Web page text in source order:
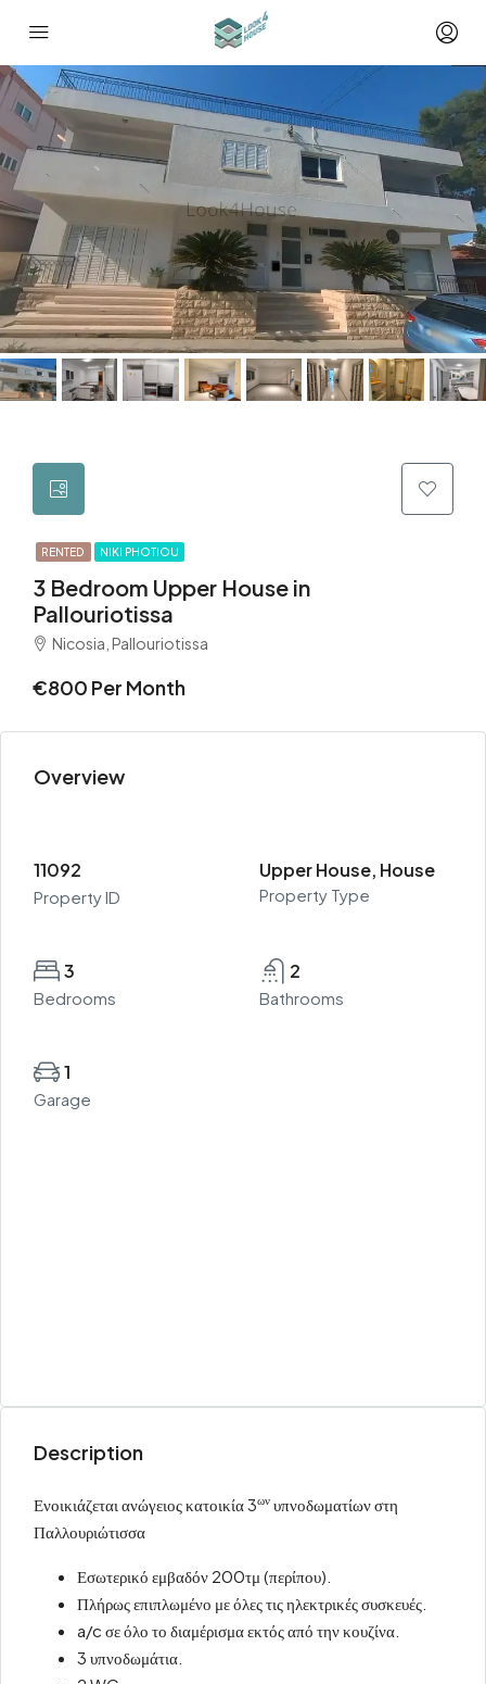
RENTED NIKI PHOTIOU
3 Bedroom Upper House in
Pallouriotissa
Nicosia, Pallouriotissa
€800 Per Month
Overview
11092
Property ID
Upper House, House
Property Type
3
Bedrooms
2
Bathrooms
1
Garage
Description
Ενοικιάζεται ανώγειος κατοικία 3ων υπνοδωματίων στη
Παλλουριώτισσα
Εσωτερικό εμβαδόν 200τμ (περίπου).
Πλήρως επιπλωμένο με όλες τις ηλεκτρικές συσκευές.
a/c σε όλο το διαμέρισμα εκτός από την κουζίνα.
3 υπνοδωμάτια.